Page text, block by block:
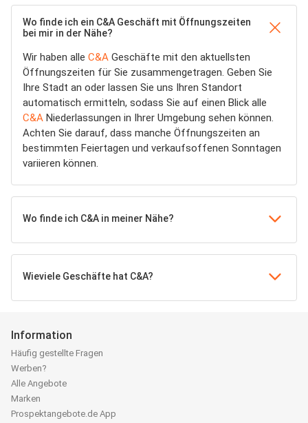
Wo finde ich ein C&A Geschäft mit Öffnungszeiten
bei mir in der Nähe?
Wir haben alle C&A Geschäfte mit den aktuellsten
Öffnungszeiten für Sie zusammengetragen. Geben Sie
Ihre Stadt an oder lassen Sie uns Ihren Standort
automatisch ermitteln, sodass Sie auf einen Blick alle
C&A Niederlassungen in Ihrer Umgebung sehen können.
Achten Sie darauf, dass manche Öffnungszeiten an
bestimmten Feiertagen und verkaufsoffenen Sonntagen
variieren können.
Wo finde ich C&A in meiner Nähe?
Wieviele Geschäfte hat C&A?
Information
Häufig gestellte Fragen
Werben?
Alle Angebote
Marken
Prospektangebote.de App